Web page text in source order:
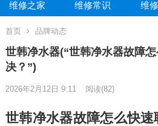
维修之家
维修常识 维
首页 品牌动态
世韩净水器(“世韩净水器故障
决？”)
2026年2月12日 9:11 阅读(82)
世韩净水器故障怎么快速